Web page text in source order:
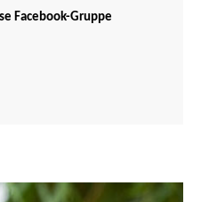
Facebook-Gruppe